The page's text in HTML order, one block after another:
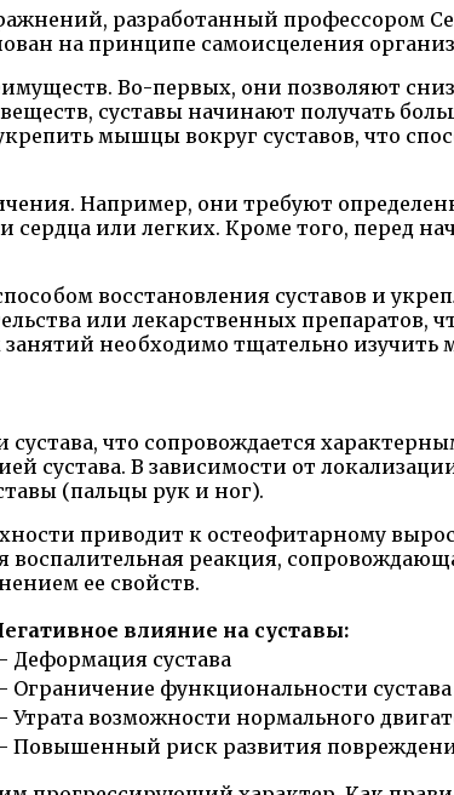
разработанный профессором
на принципе самоисцеления
Во-первых, они позволяют
суставы начинают получать
мышцы вокруг суставов, что
Например, они требуют
или легких. Кроме того, перед
восстановления суставов и
или лекарственных
необходимо тщательно изучить
что сопровождается
сустава. В зависимости от
(пальцы рук и ног).
приводит к остеофитарному
воспалительная реакция,
ее свойств.
влияние на суставы:
Деформация сустава
Ограничение функциональности сустава
Утрата возможности нормального
Повышенный риск развития